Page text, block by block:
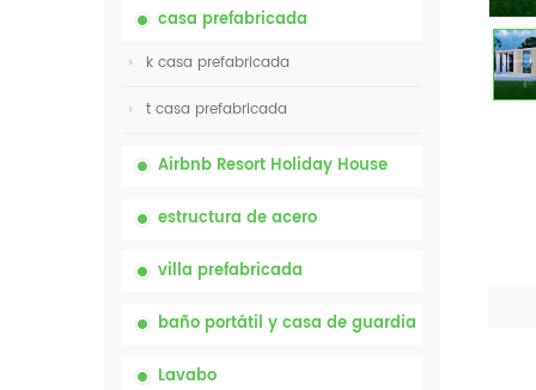
casa prefabricada
k casa prefabricada
t casa prefabricada
Airbnb Resort Holiday House
estructura de acero
villa prefabricada
baño portátil y casa de guardia
Lavabo